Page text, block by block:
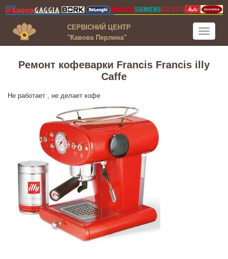
Toggle
СЕРВІСНИЙ ЦЕНТР
"Кавова Перлина"
Ремонт кофеварки Francis Francis illy
Caffe
Не работает , не делает кофе